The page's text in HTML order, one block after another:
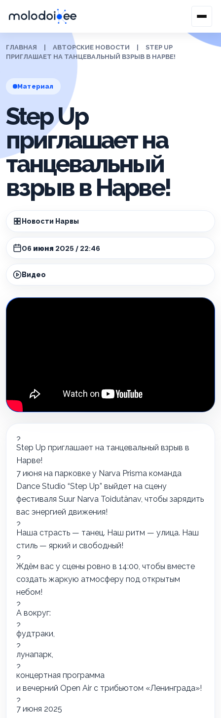
ГЛАВНАЯ АВТОРСКИЕ НОВОСТИ
STEP UP
ПРИГЛАШАЕТ НА ТАНЦЕВАЛЬНЫЙ ВЗРЫВ В НАРВЕ!
Материал
Step Up
приглашает на
танцевальный
взрыв в Нарве!
Новости Нарвы
06 июня 2025 / 22:46
Видео
Step Up приглашает на танцевальный взрыв в
Нарве!
7 июня на парковке у Narva Prisma команда
Dance Studio “Step Up” выйдет на сцену
фестиваля Suur Narva Toidutänav, чтобы зарядить
вас энергией движения!
Наша страсть — танец. Наш ритм — улица. Наш
стиль — яркий и свободный!
Ждём вас у сцены ровно в 14:00, чтобы вместе
создать жаркую атмосферу под открытым
небом!
А вокруг:
фудтраки,
лунапарк,
концертная программа
и вечерний Open Air с трибьютом «Ленинграда»!
7 июня 2025